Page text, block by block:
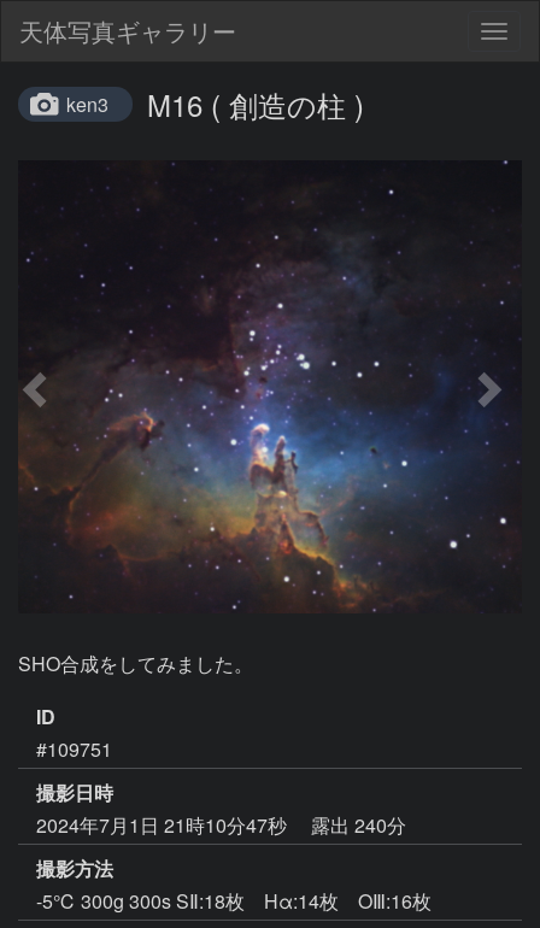
天体写真ギャラリー
ken3 M16 ( 創造の柱 )
SHO合成をしてみました。
ID
#109751
撮影日時
2024年7月1日 21時10分47秒
露出 240分
撮影方法
-5℃ 300g 300s SⅡ:18枚 Hα:14枚 OⅢ:16枚